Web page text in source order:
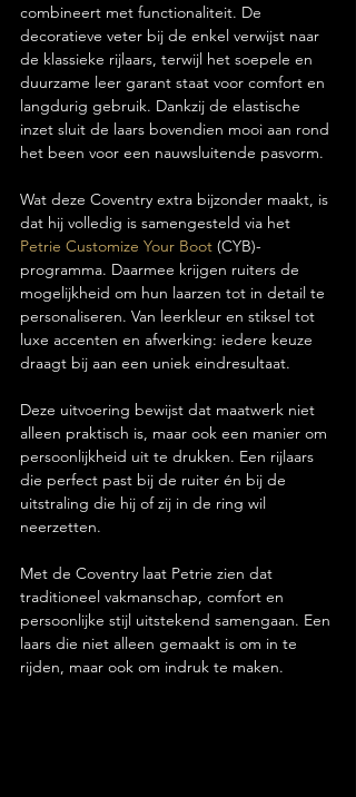
combineert met functionaliteit. De
decoratieve veter bij de enkel verwijst naar
de klassieke rijlaars, terwijl het soepele en
duurzame leer garant staat voor comfort en
langdurig gebruik. Dankzij de elastische
inzet sluit de laars bovendien mooi aan rond
het been voor een nauwsluitende pasvorm.
Wat deze Coventry extra bijzonder maakt, is
dat hij volledig is samengesteld via het
Petrie Customize Your Boot (CYB)-
programma. Daarmee krijgen ruiters de
mogelijkheid om hun laarzen tot in detail te
personaliseren. Van leerkleur en stiksel tot
luxe accenten en afwerking: iedere keuze
draagt bij aan een uniek eindresultaat.
Deze uitvoering bewijst dat maatwerk niet
alleen praktisch is, maar ook een manier om
persoonlijkheid uit te drukken. Een rijlaars
die perfect past bij de ruiter én bij de
uitstraling die hij of zij in de ring wil
neerzetten.
Met de Coventry laat Petrie zien dat
traditioneel vakmanschap, comfort en
persoonlijke stijl uitstekend samengaan. Een
laars die niet alleen gemaakt is om in te
rijden, maar ook om indruk te maken.